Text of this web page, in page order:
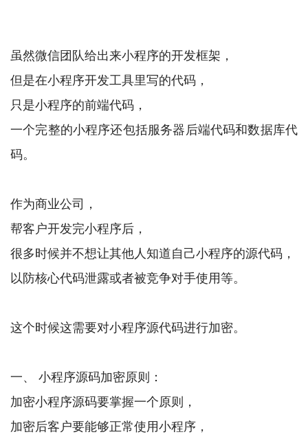
虽然微信团队给出来小程序的开发框架，
但是在小程序开发工具里写的代码，
只是小程序的前端代码，
一个完整的小程序还包括服务器后端代码和数据库代
码。
作为商业公司，
帮客户开发完小程序后，
很多时候并不想让其他人知道自己小程序的源代码，
以防核心代码泄露或者被竞争对手使用等。
这个时候这需要对小程序源代码进行加密。
一、 小程序源码加密原则：
加密小程序源码要掌握一个原则，
加密后客户要能够正常使用小程序，